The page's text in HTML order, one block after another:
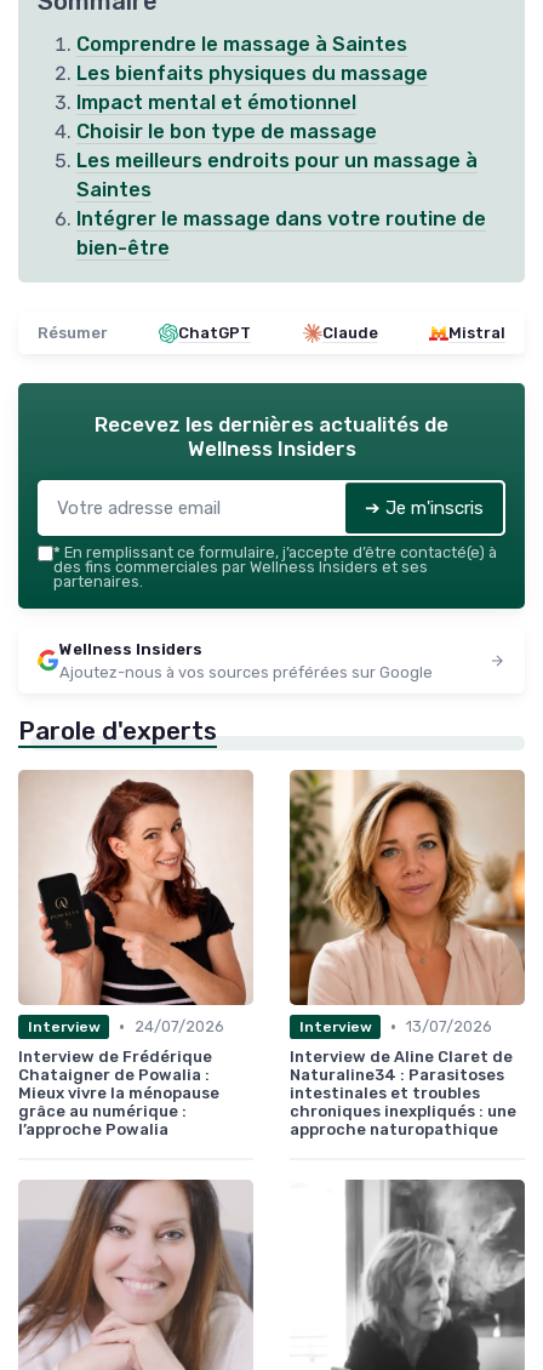
Comprendre le massage à Saintes
Les bienfaits physiques du massage
Impact mental et émotionnel
Choisir le bon type de massage
Les meilleurs endroits pour un massage à
Saintes
Intégrer le massage dans votre routine de
bien-être
Résumer ChatGPT Claude Mistral
Recevez les dernières actualités de
Wellness Insiders
➔ Je m'inscris
* En remplissant ce formulaire, j’accepte d’être contacté(e) à
des fins commerciales par Wellness Insiders et ses
partenaires.
Wellness Insiders
Ajoutez-nous à vos sources préférées sur Google
Parole d'experts
Interview •
24/07/2026
Interview de Frédérique
Chataigner de Powalia :
Mieux vivre la ménopause
grâce au numérique :
l’approche Powalia
Interview • 13/07/2026
Interview de Aline Claret de
Naturaline34 : Parasitoses
intestinales et troubles
chroniques inexpliqués : une
approche naturopathique